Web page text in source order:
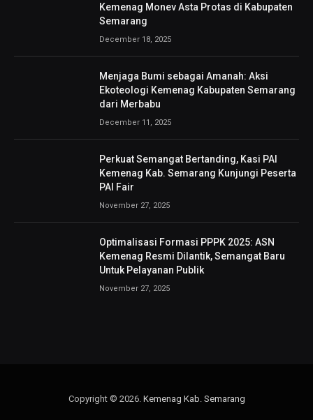
Kemenag Monev Asta Protas di Kabupaten
Semarang
December 18, 2025
Menjaga Bumi sebagai Amanah: Aksi
Ekoteologi Kemenag Kabupaten Semarang
dari Merbabu
December 11, 2025
Perkuat Semangat Bertanding, Kasi PAI
Kemenag Kab. Semarang Kunjungi Peserta
PAI Fair
November 27, 2025
Optimalisasi Formasi PPPK 2025: ASN
Kemenag Resmi Dilantik, Semangat Baru
Untuk Pelayanan Publik
November 27, 2025
Copyright © 2026. Kemenag Kab. Semarang